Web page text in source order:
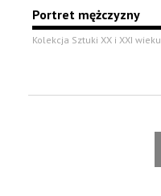
Portret mężczyzny
Kolekcja Sztuki XX i XXI wieku